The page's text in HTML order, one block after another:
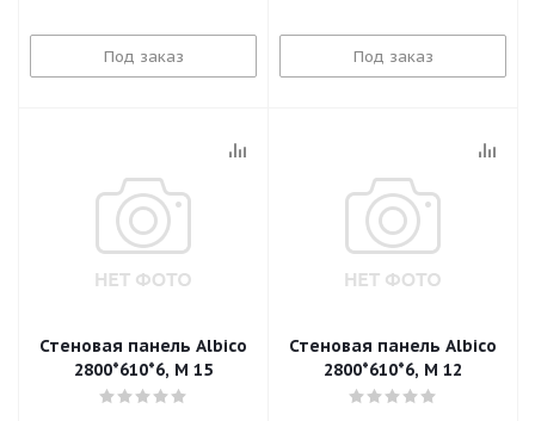
Под заказ Под заказ
Стеновая панель Albico
2800*610*6, M 15
Стеновая панель Albico
2800*610*6, M 12